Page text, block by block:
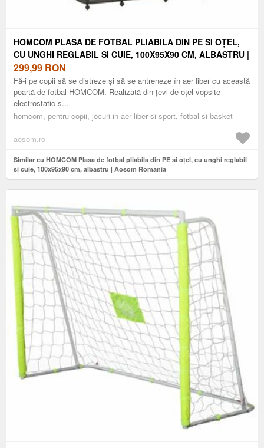
HOMCOM PLASA DE FOTBAL PLIABILA DIN PE SI OȚEL,
CU UNGHI REGLABIL SI CUIE, 100X95X90 CM, ALBASTRU |
AOSOM ROMANIA
299,99 RON
Fă-i pe copii să se distreze și să se antreneze în aer liber cu această
poartă de fotbal HOMCOM. Realizată din țevi de oțel vopsite
electrostatic ș...
homcom, pentru copii, jocuri in aer liber si sport, fotbal si basket
aosom.ro
Similar cu HOMCOM Plasa de fotbal pliabila din PE si oțel, cu unghi reglabil
si cuie, 100x95x90 cm, albastru | Aosom Romania